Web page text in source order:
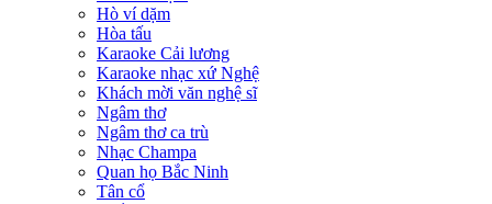
Hò ví dặm
Hòa tấu
Karaoke Cải lương
Karaoke nhạc xứ Nghệ
Khách mời văn nghệ sĩ
Ngâm thơ
Ngâm thơ ca trù
Nhạc Champa
Quan họ Bắc Ninh
Tân cổ